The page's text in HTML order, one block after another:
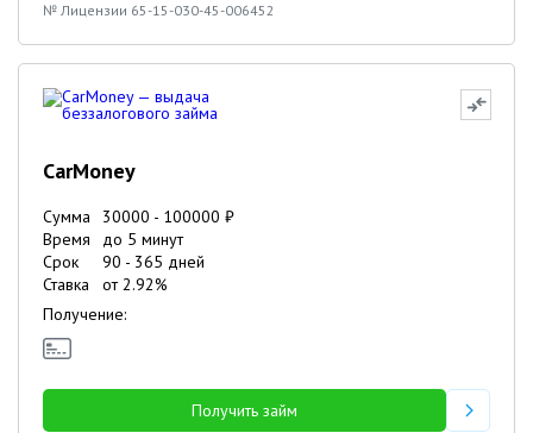
№ Лицензии 65-15-030-45-006452
CarMoney
Сумма 30000 - 100000 ₽
Время
до 5 минут
Срок
90 - 365 дней
Ставка
от2.92%
Получение:
Получить займ